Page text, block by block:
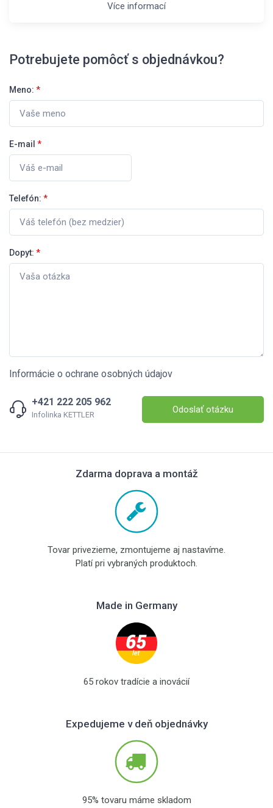
Více informací
Potrebujete pomôcť s objednávkou?
Meno: *
E-mail *
Telefón: *
Dopyt: *
Informácie o ochrane osobných údajov
+421 222 205 962
Infolinka KETTLER Odoslať otázku
Zdarma doprava a montáž
Tovar privezieme, zmontujeme aj nastavíme.
Platí pri vybraných produktoch.
Made in Germany
65 rokov tradície a inovácií
Expedujeme v deň objednávky
95% tovaru máme skladom